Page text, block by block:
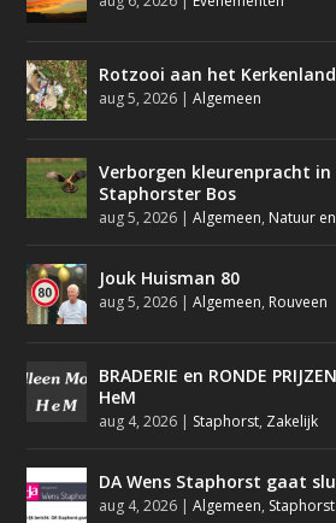
Rotzooi aan het Kerkenland
aug 5, 2026 |Algemeen
Verborgen kleurenpracht
Staphorster Bos
aug 5, 2026 |Algemeen, Natuur
Jouk Huisman 80
aug 5, 2026 |Algemeen, Rouveen
BRADERIE en RONDE
HeM
aug 4, 2026 | Staphorst, Zakelijk
DA Wens Staphorst gaat
aug 4, 2026 |Algemeen, Staphorst